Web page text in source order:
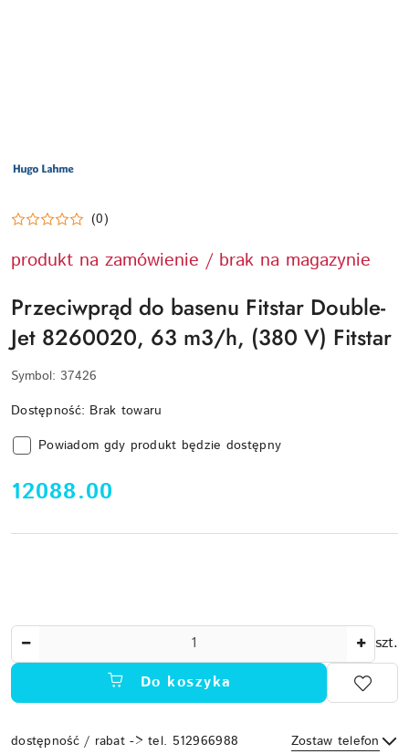
HUGO
LAHME
(0)
produkt na zamówienie / brak na magazynie
Przeciwprąd do basenu Fitstar Double-
Jet 8260020, 63 m3/h, (380 V) Fitstar
Symbol: 37426
Dostępność: Brak towaru
Powiadom gdy produkt będzie dostępny
cena:
12088.00
szt.
Do koszyka
dostępność / rabat -> tel. 512966988 Zostaw telefon